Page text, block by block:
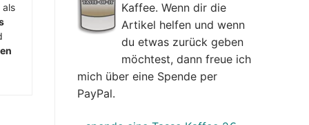
Kaffee. Wenn dir die
Artikel helfen und wenn
du etwas zurück geben
möchtest, dann freue ich
mich über eine Spende per
PayPal.